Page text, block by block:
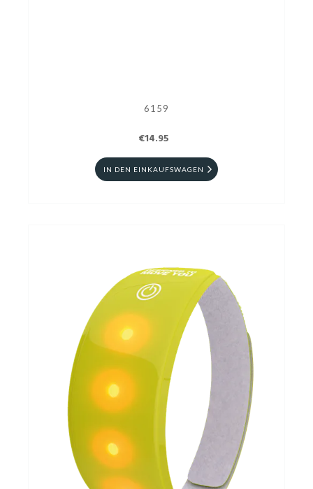
6159
€14.95
IN DEN EINKAUFSWAGEN